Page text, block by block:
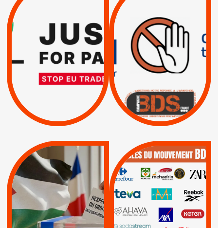
SUSPENSION
TOTALE DE
L’ACCORD
D’ASSOCIATION UE-
ISRAËL
| Actus Pétitions
RESPECT DU DROIT
INTERNATIONAL ?
TRUMP, MACRON :
MÊME COMBAT
| Actus |
| Boycott militaire |
Lettres d'interpellation
MUNICIPALES 2026 :
JE VOTE POUR LE
RESPECT DU DROIT
INTERNATIONAL EN
PALESTINE
APPELS | Actus |
QUE BOYCOTTER ?
BOYCOTT /
AXA BNP | CAF |
Carrefour | HP |
Keter |